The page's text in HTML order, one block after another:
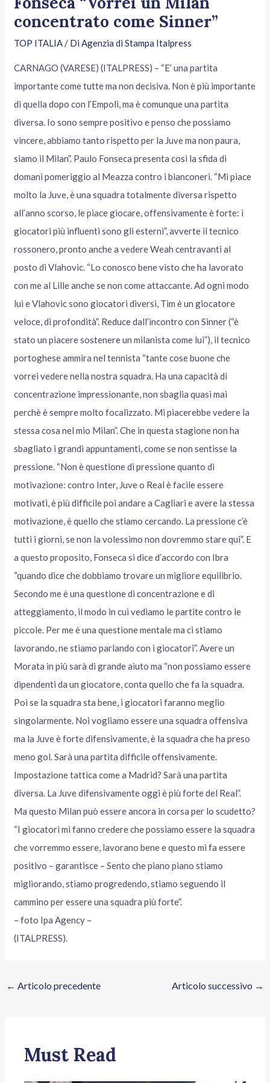
concentrato come Sinner”
TOP ITALIA/ DiAgenzia di Stampa Italpress
CARNAGO (VARESE) (ITALPRESS) – “E’ una partita
importante come tutte ma non decisiva. Non è più importante
di quella dopo con l’Empoli, ma è comunque una partita
diversa. Io sono sempre positivo e penso che possiamo
vincere, abbiamo tanto rispetto per la Juve ma non paura,
siamo il Milan”. Paulo Fonseca presenta così la sfida di
domani pomeriggio al Meazza contro i bianconeri. “Mi piace
molto la Juve, è una squadra totalmente diversa rispetto
all’anno scorso, le piace giocare, offensivamente è forte: i
giocatori più influenti sono gli esterni”, avverte il tecnico
rossonero, pronto anche a vedere Weah centravanti al
posto di Vlahovic. “Lo conosco bene visto che ha lavorato
con me al Lille anche se non come attaccante. Ad ogni modo
lui e Vlahovic sono giocatori diversi, Tim è un giocatore
veloce, di profondità”. Reduce dall’incontro con Sinner (“è
stato un piacere sostenere un milanista come lui”), il tecnico
portoghese ammira nel tennista “tante cose buone che
vorrei vedere nella nostra squadra. Ha una capacità di
concentrazione impressionante, non sbaglia quasi mai
perchè è sempre molto focalizzato. Mi piacerebbe vedere la
stessa cosa nel mio Milan”. Che in questa stagione non ha
sbagliato i grandi appuntamenti, come se non sentisse la
pressione. “Non è questione di pressione quanto di
motivazione: contro Inter, Juve o Real è facile essere
motivati, è più difficile poi andare a Cagliari e avere la stessa
motivazione, è quello che stiamo cercando. La pressione c’è
tutti i giorni, se non la volessimo non dovremmo stare qui”. E
a questo proposito, Fonseca si dice d’accordo con Ibra
“quando dice che dobbiamo trovare un migliore equilibrio.
Secondo me è una questione di concentrazione e di
atteggiamento, il modo in cui vediamo le partite contro le
piccole. Per me è una questione mentale ma ci stiamo
lavorando, ne stiamo parlando con i giocatori”. Avere un
Morata in più sarà di grande aiuto ma “non possiamo essere
dipendenti da un giocatore, conta quello che fa la squadra.
Poi se la squadra sta bene, i giocatori faranno meglio
singolarmente. Noi vogliamo essere una squadra offensiva
ma la Juve è forte difensivamente, è la squadra che ha preso
meno gol. Sarà una partita difficile offensivamente.
Impostazione tattica come a Madrid? Sarà una partita
diversa. La Juve difensivamente oggi è più forte del Real”.
Ma questo Milan può essere ancora in corsa per lo scudetto?
“I giocatori mi fanno credere che possiamo essere la squadra
che vorremmo essere, lavorano bene e questo mi fa essere
positivo – garantisce – Sento che piano piano stiamo
migliorando, stiamo progredendo, stiamo seguendo il
cammino per essere una squadra più forte”.
– foto Ipa Agency –
(ITALPRESS).
← Articolo precedente Articolo successivo →
Must Read